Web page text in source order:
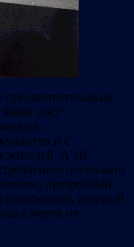
предпочтительным
пост
и с
жителей. А 18
поголовно
презренный
пособником, который
жертв не